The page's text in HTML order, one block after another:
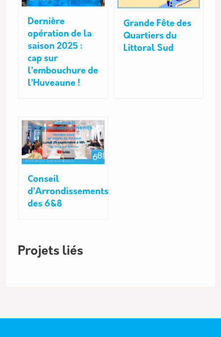
Dernière
opération de la
saison 2025 :
cap sur
l’embouchure de
l’Huveaune !
Grande Fête des
Quartiers du
Littoral Sud
Conseil
d’Arrondissements
des 6&8
Projets liés